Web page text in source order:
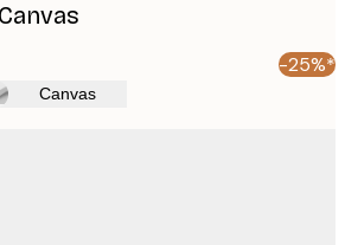
-25%*
Canvas